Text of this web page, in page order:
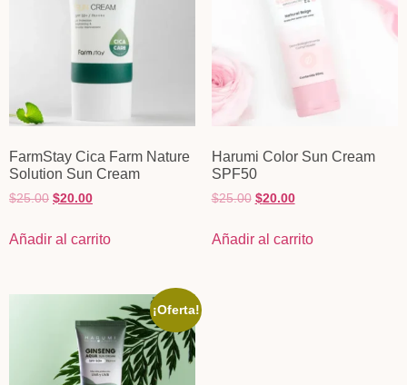
FarmStay Cica Farm Nature
Solution Sun Cream
$25.00 $20.00
Añadir al carrito
Harumi Color Sun Cream
SPF50
$25.00 $20.00
Añadir al carrito
¡Oferta!